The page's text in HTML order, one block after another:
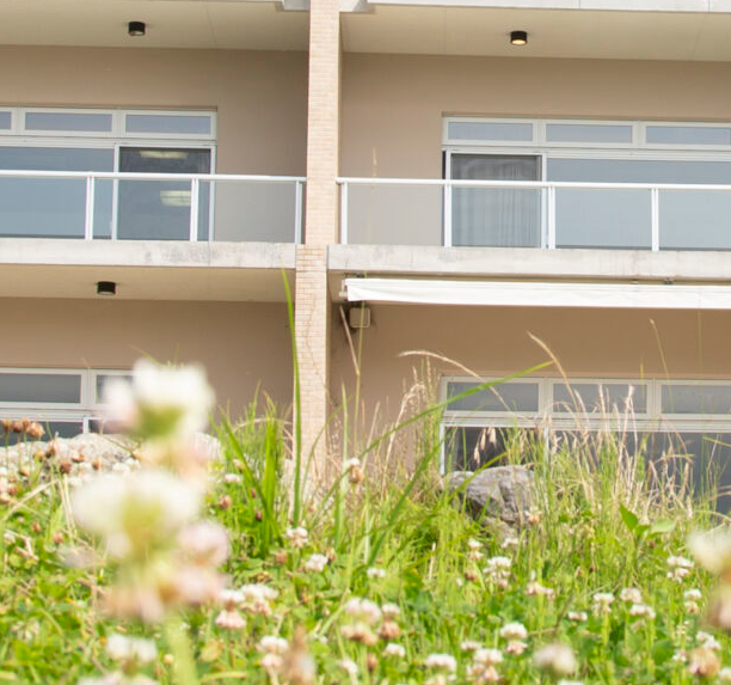
アクセス 体験レポート 会社概要